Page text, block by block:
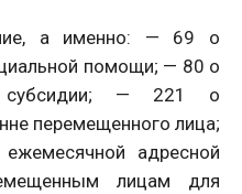
а именно: — 69 о
помощи; — 80 о
субсидии; — 221 о
перемещенного лица;
адресной
лицам для